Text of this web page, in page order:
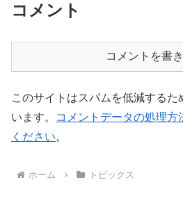
コメント
コメントを書
このサイトはスパムを低減するた
います。
コメントデータの処理
ください。
ホーム トピックス